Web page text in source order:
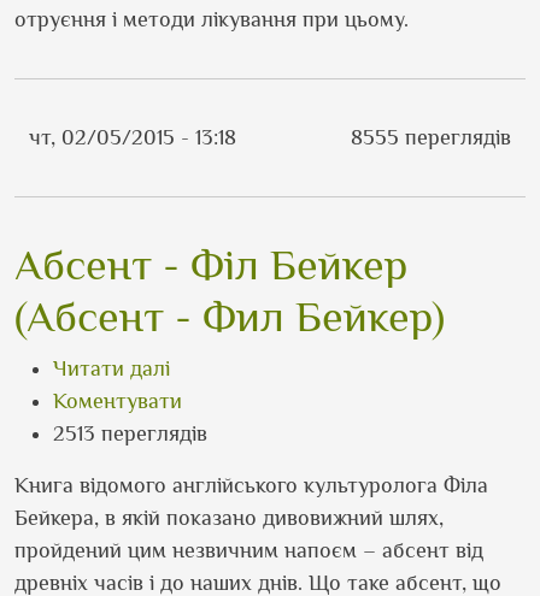
отруєння і методи лікування при цьому.
чт, 02/05/2015 - 13:18 8555 переглядів
Абсент - Філ Бейкер
(Абсент - Фил Бейкер)
Читати даліпро Абсент - Філ Бейкер (Абсент -
Коментувати
2513 переглядів
Книга відомого англійського культуролога Філа
Бейкера, в якій показано дивовижний шлях,
пройдений цим незвичним напоєм – абсент від
древніх часів і до наших днів. Що таке абсент, що